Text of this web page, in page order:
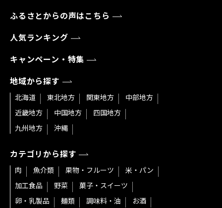
ふるさとからの声はこちら
人気ランキング
キャンペーン・特集
地域から探す
北海道 東北地方 関東地方
中部地方
近畿地方
中国地方
四国地方
九州地方
沖縄
カテゴリから探す
肉 魚介類 果物・フルーツ
米・パン
加工食品
野菜
菓子・スイーツ
卵・乳製品
麺類 調味料・油
お酒